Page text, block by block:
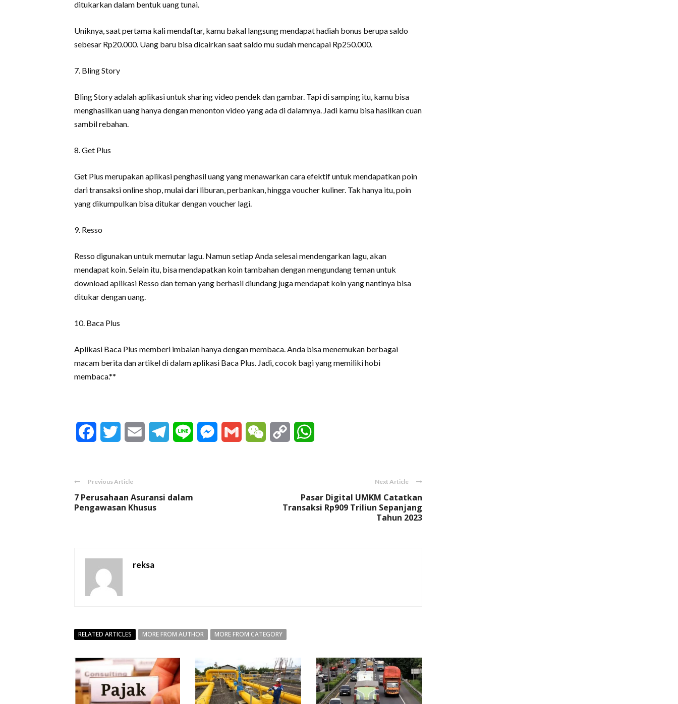
ditukarkan dalam bentuk uang tunai.
Uniknya, saat pertama kali mendaftar, kamu bakal langsung mendapat hadiah bonus berupa saldo
sebesar Rp20.000. Uang baru bisa dicairkan saat saldo mu sudah mencapai Rp250.000.
7. Bling Story
Bling Story adalah aplikasi untuk sharing video pendek dan gambar. Tapi di samping itu, kamu bisa
menghasilkan uang hanya dengan menonton video yang ada di dalamnya. Jadi kamu bisa hasilkan cuan
sambil rebahan.
8. Get Plus
Get Plus merupakan aplikasi penghasil uang yang menawarkan cara efektif untuk mendapatkan poin
dari transaksi online shop, mulai dari liburan, perbankan, hingga voucher kuliner. Tak hanya itu, poin
yang dikumpulkan bisa ditukar dengan voucher lagi.
9. Resso
Resso digunakan untuk memutar lagu. Namun setiap Anda selesai mendengarkan lagu, akan
mendapat koin. Selain itu, bisa mendapatkan koin tambahan dengan mengundang teman untuk
download aplikasi Resso dan teman yang berhasil diundang juga mendapat koin yang nantinya bisa
ditukar dengan uang.
10. Baca Plus
Aplikasi Baca Plus memberi imbalan hanya dengan membaca. Anda bisa menemukan berbagai
macam berita dan artikel di dalam aplikasi Baca Plus. Jadi, cocok bagi yang memiliki hobi
membaca.**
FacebookTwitter Email Telegram
Line Messenger
Gmail WeChat Copy
Previous Article
7 Perusahaan Asuransi dalam
Pengawasan Khusus
Next Article
Pasar Digital UMKM Catatkan
Transaksi Rp909 Triliun Sepanjang
Tahun 2023
reksa
RELATED ARTICLES MORE FROM AUTHOR MORE FROM CATEGORY